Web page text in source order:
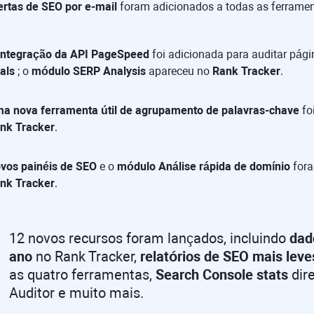
de SEO por e-mailforam adicionados a todas as
da API PageSpeedfoi adicionada para auditar
; o módulo SERP Analysisapareceu no Rank Tracker.
nova ferramenta útil de agrupamento de palavras-chave
Tracker.
painéis de SEOe o módulo Análise rápida de domínio
Tracker.
12 novos recursos foram lançados, incluindo
ano no Rank Tracker, relatórios de SEO mais
as quatro ferramentas, Search Console stats
Auditor e muito mais.